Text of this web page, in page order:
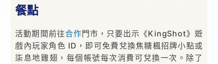
餐點
活動期間前往合作門市，只要出示《KingShot》遊
戲內玩家角色 ID，即可免費兌換焦糖楓招牌小點或
柒息地雞翅，每個帳號每次消費可兌換一次。除了